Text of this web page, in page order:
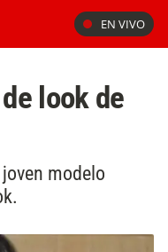
EN VIVO
look de
modelo